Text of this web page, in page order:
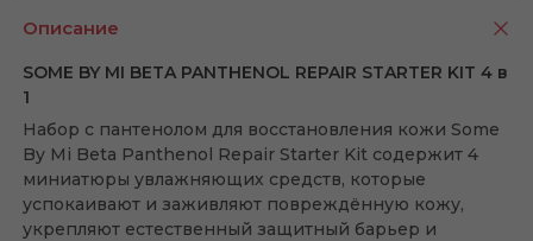
Описание
SOME BY MI BETA PANTHENOL REPAIR STARTER KIT 4 в
1
Набор с пантенолом для восстановления кожи Some
By Mi Beta Panthenol Repair Starter Kit содержит 4
миниатюры увлажняющих средств, которые
успокаивают и заживляют повреждённую кожу,
укрепляют естественный защитный барьер и